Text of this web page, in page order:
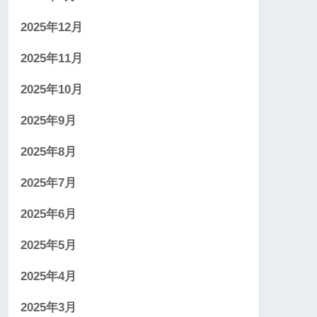
2025年12月
2025年11月
2025年10月
2025年9月
2025年8月
2025年7月
2025年6月
2025年5月
2025年4月
2025年3月